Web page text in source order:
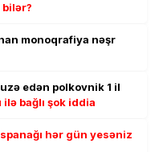
monoqrafiya nəşr
edən polkovnik 1 il
ilə bağlı şok iddia
hər gün yesəniz